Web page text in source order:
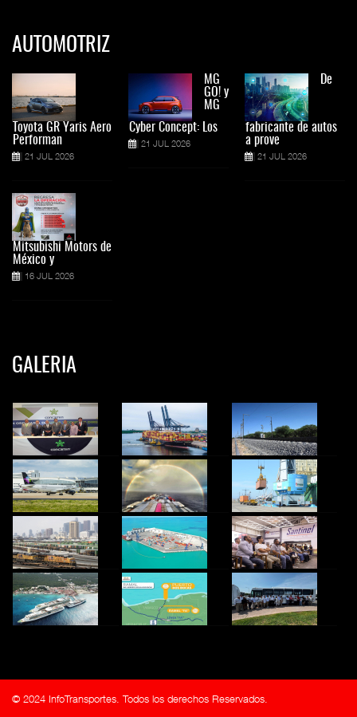
AUTOMOTRIZ
Toyota GR Yaris Aero
Performan
21 JUL 2026
Mitsubishi Motors de
México y
16 JUL 2026
MG
GO! y
MG
Cyber Concept: Los
21 JUL 2026
De
fabricante de autos
a prove
21 JUL 2026
GALERIA
© 2024 InfoTransportes. Todos los derechos Reservados.